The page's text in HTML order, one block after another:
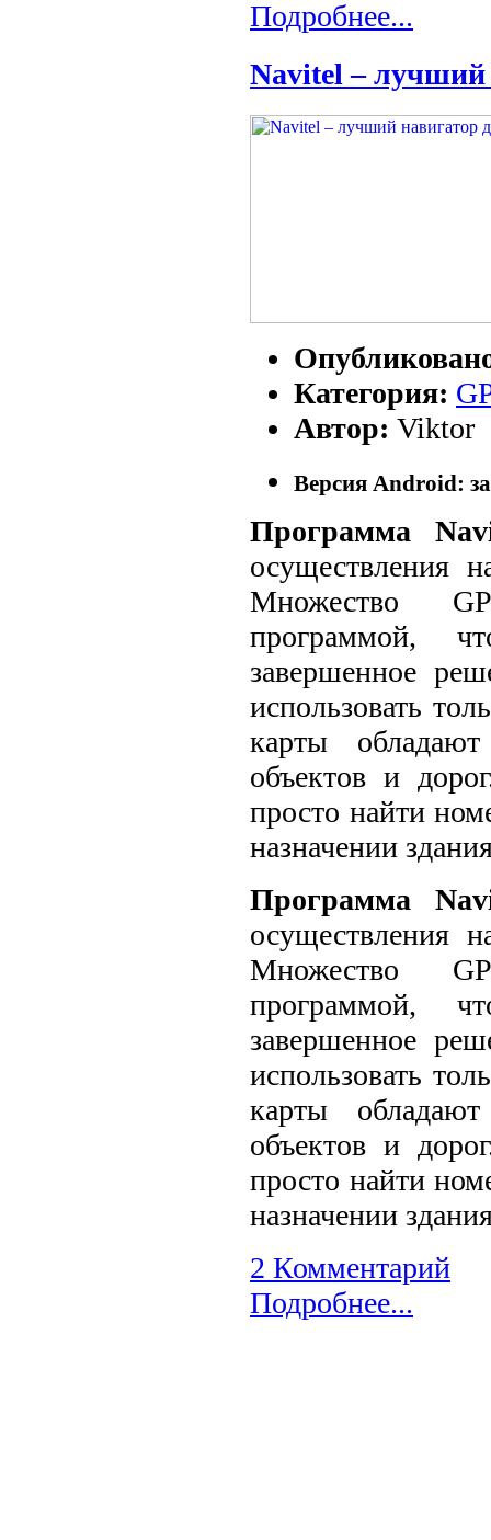
Подробнее...
Navitel –
Категория:
Автор: Viktor
Версия Android:
Программа
осуществления
Множество
программой,
завершенное
использовать
карты
объектов и
просто найти
назначении
Программа
осуществления
Множество
программой,
завершенное
использовать
карты
объектов и
просто найти
назначении
2 Комментарий
Подробнее...